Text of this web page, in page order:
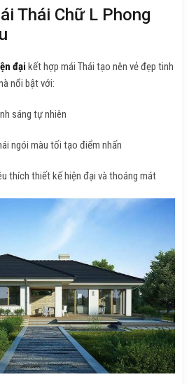
Thái Chữ L Phong
đại kết hợp mái Thái tạo nên vẻ đẹp tinh
nổi bật với:
sáng tự nhiên
ngói màu tối tạo điểm nhấn
thích thiết kế hiện đại và thoáng mát